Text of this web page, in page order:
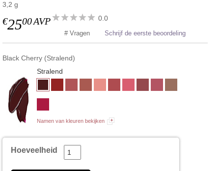
3,2 g
€2500AVP 0.0
# Vragen Schrijf de eerste beoordeling
Black Cherry (Stralend)
Stralend
Namen van kleuren bekijken
Hoeveelheid